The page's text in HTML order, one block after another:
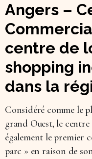
Angers –
centre de
shopping
dans la
Considéré comme le
grand Ouest, le
également le premier
parc » en raison de